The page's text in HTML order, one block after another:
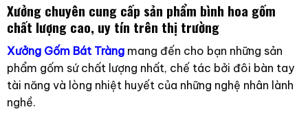
Xưởng chuyên cung cấp sản phẩm bình hoa gốm
chất lượng cao, uy tín trên thị trường
Xưởng Gốm Bát Tràngmang đến cho bạn những sản
phẩm gốm sứ chất lượng nhất, chế tác bởi đôi bàn tay
tài năng và lòng nhiệt huyết của những nghệ nhân lành
nghề.